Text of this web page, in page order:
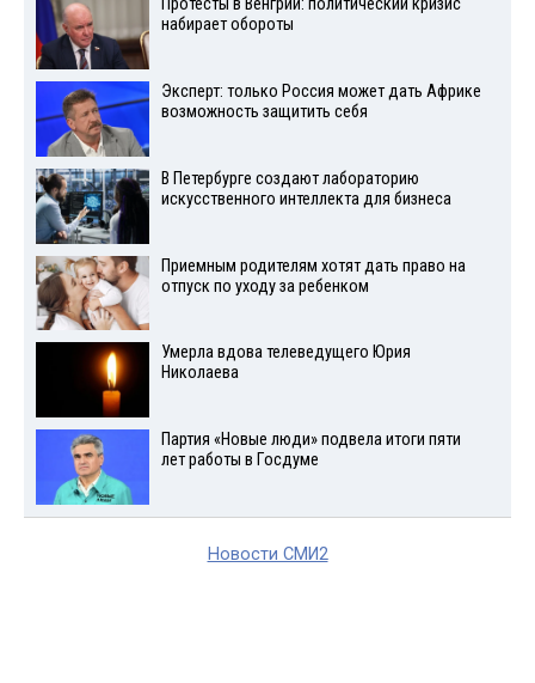
Протесты в Венгрии: политический кризис
набирает обороты
Эксперт: только Россия может дать Африке
возможность защитить себя
В Петербурге создают лабораторию
искусственного интеллекта для бизнеса
Приемным родителям хотят дать право на
отпуск по уходу за ребенком
Умерла вдова телеведущего Юрия
Николаева
Партия «Новые люди» подвела итоги пяти
лет работы в Госдуме
Новости СМИ2